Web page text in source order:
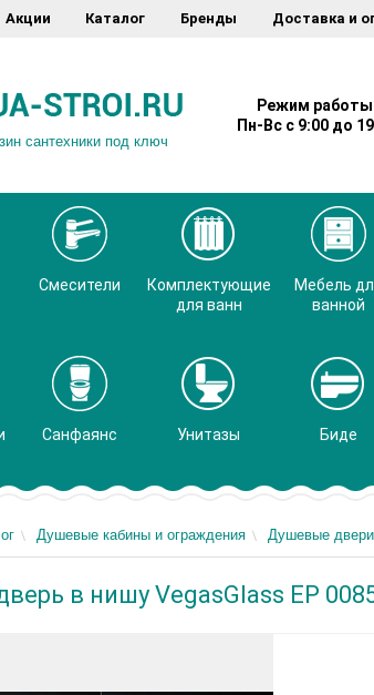
Акции Каталог Бренды Доставка и
сантехники под ключ
Режим
Пн-Вс с 9:00 до
Смесители
Комплектующие
для ванн
Мебель
ванной
Санфаянс Унитазы Биде
Душевые кабины и ограждения Душевые двери
в нишу VegasGlass EP